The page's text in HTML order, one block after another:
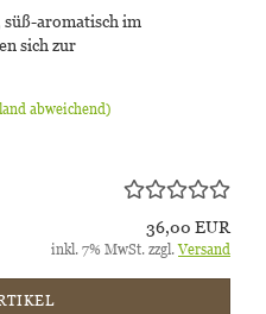
aromatisch im
sich zur
abweichend)
36,00 EUR
inkl. 7% MwSt. zzgl.Versand